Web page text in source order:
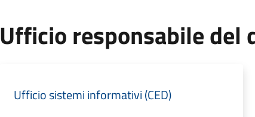
Ufficio responsabile del
Ufficio sistemi informativi (CED)